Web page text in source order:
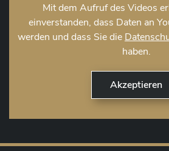
Mit dem Aufruf des Videos
einverstanden, dass Daten an
werden und dass Sie die
haben.